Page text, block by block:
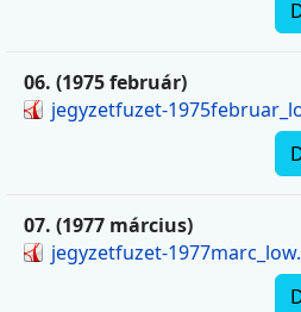
06. (1975 február)
jegyzetfuzet-
07. (1977 március)
jegyzetfuzet-